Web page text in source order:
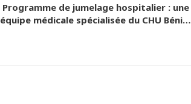
Programme de jumelage hospitalier : une
équipe médicale spécialisée du CHU Béni…